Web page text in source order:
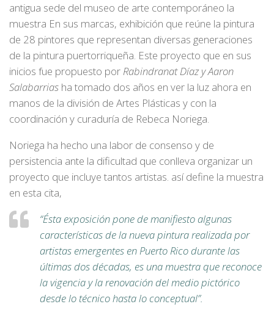
antigua sede del museo de arte contemporáneo la
muestra En sus marcas, exhibición que reúne la pintura
de 28 pintores que representan diversas generaciones
de la pintura puertorriqueña. Este proyecto que en sus
inicios fue propuesto por Rabindranat Díaz y Aaron
Salabarrias ha tomado dos años en ver la luz ahora en
manos de la división de Artes Plásticas y con la
coordinación y curaduría de Rebeca Noriega.
Noriega ha hecho una labor de consenso y de
persistencia ante la dificultad que conlleva organizar un
proyecto que incluye tantos artistas. así define la muestra
en esta cita,
“Ésta exposición pone de manifiesto algunas
características de la nueva pintura realizada por
artistas emergentes en Puerto Rico durante las
últimas dos décadas, es una muestra que reconoce
la vigencia y la renovación del medio pictórico
desde lo técnico hasta lo conceptual”.